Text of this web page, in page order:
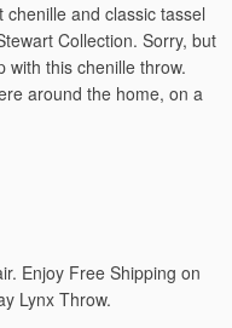
and classic tassel
Collection. Sorry, but
with this chenille throw.
around the home, on a
Enjoy Free Shipping on
Lynx Throw.